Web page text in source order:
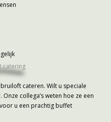
cateren. Wilt u speciale
collega’s weten hoe ze een
u een prachtig buffet